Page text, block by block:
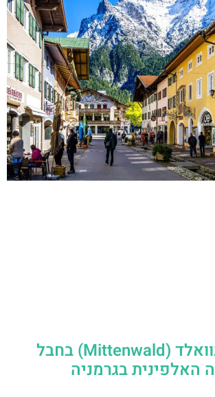
העיירה מיטנוואלד (Mittenwald) בחבל
האלפינית בגרמניה